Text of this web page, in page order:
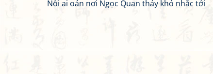
Nỗi ai oán nơi Ngọc Quan thảy khó nhắc tới